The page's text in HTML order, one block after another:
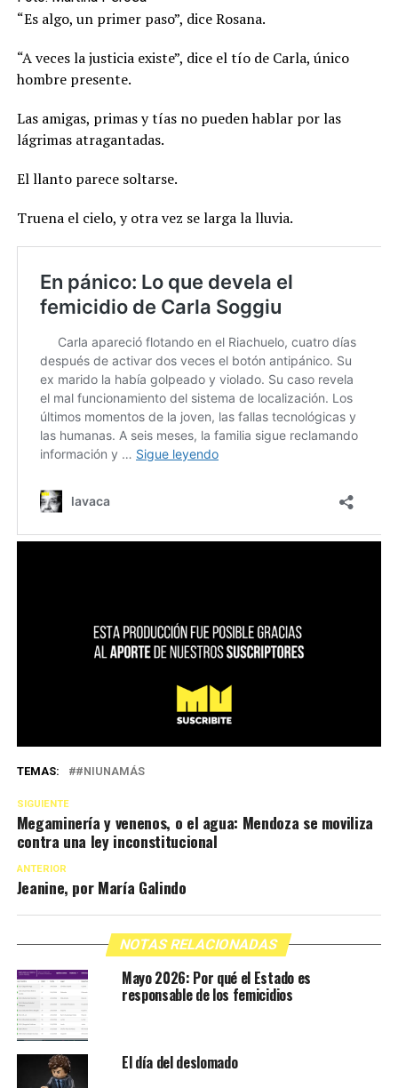
“Es algo, un primer paso”, dice Rosana.
“A veces la justicia existe”, dice el tío de Carla, único
hombre presente.
Las amigas, primas y tías no pueden hablar por las
lágrimas atragantadas.
El llanto parece soltarse.
Truena el cielo, y otra vez se larga la lluvia.
TEMAS: #NIUNAMÁS
SIGUIENTE
Megaminería y venenos, o el agua: Mendoza se moviliza
contra una ley inconstitucional
ANTERIOR
Jeanine, por María Galindo
NOTAS RELACIONADAS
Mayo 2026: Por qué el Estado es
responsable de los femicidios
El día del deslomado